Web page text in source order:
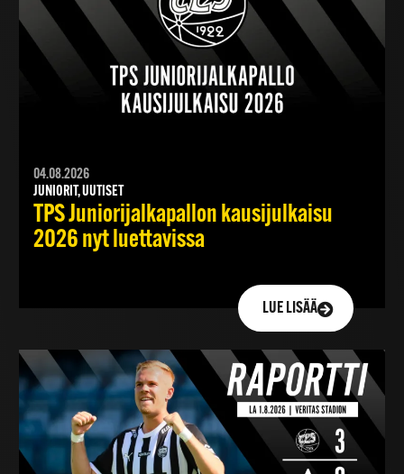
04.08.2026
JUNIORIT, UUTISET
TPS Juniorijalkapallon kausijulkaisu
2026 nyt luettavissa
LUE LISÄÄ